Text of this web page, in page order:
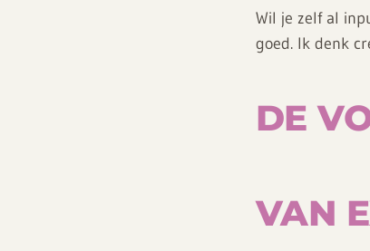
Wil je zelf al
goed. Ik denk
DE
VAN